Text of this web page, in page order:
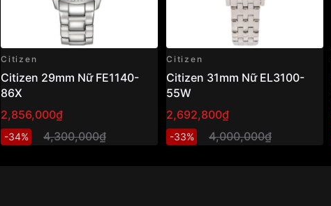
Citizen
Citizen 29mm Nữ FE1140-
86X
2,856,000₫
-34% 4,300,000₫
Citizen
Citizen 31mm Nữ EL3100-
55W
2,692,800₫
-33% 4,000,000₫